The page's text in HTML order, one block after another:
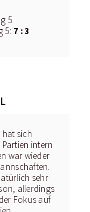
5.
5: 7 : 3
hat sich
intern
war wieder
sehr
allerdings
Fokus auf